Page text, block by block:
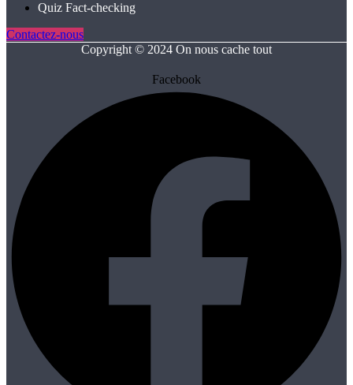
Quiz Fact‑checking
Contactez-nous
Copyright © 2024 On nous cache tout
Facebook